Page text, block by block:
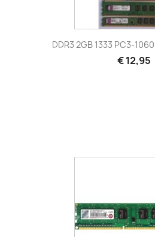
DDR3 2GB 1333 PC3-
€ 12,95